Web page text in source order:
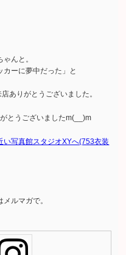
んと。
ーに夢中だった」と
ありがとうございました。
とうございましたm(__)m
い写真館スタジオXYへ(753衣装
ルマガで。